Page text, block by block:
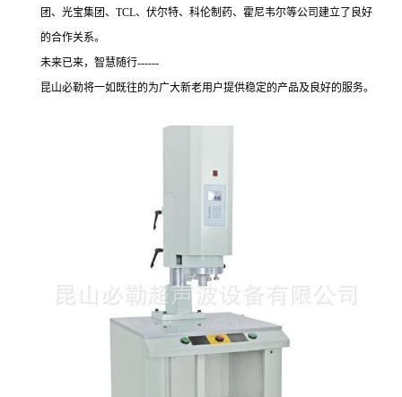
团、光宝集团、TCL、伏尔特、科伦制药、霍尼韦尔等公司建立了良好
的合作关系。
未来已来，智慧随行------
昆山必勒将一如既往的为广大新老用户提供稳定的产品及良好的服务。